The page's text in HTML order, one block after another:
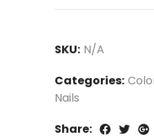
SKU: N/A
Categories:
Nails
Share: